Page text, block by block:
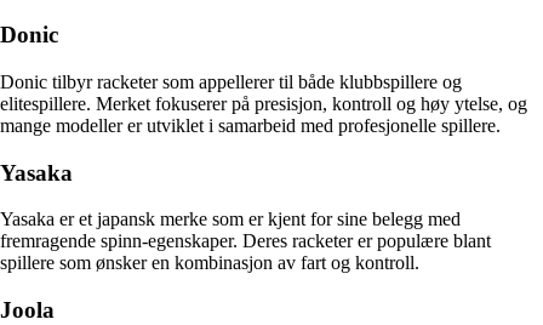
Donic
Donic tilbyr racketer som appellerer til både klubbspillere og
elitespillere. Merket fokuserer på presisjon, kontroll og høy ytelse, og
mange modeller er utviklet i samarbeid med profesjonelle spillere.
Yasaka
Yasaka er et japansk merke som er kjent for sine belegg med
fremragende spinn-egenskaper. Deres racketer er populære blant
spillere som ønsker en kombinasjon av fart og kontroll.
Joola